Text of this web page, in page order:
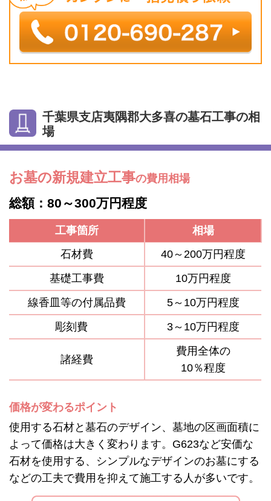
千葉県支店夷隅郡大多喜の墓石工事の相
場
お墓の新規建立工事の費用相場
総額：80～300万円程度
工事箇所
相場
石材費
40～200万円程度
基礎工事費
10万円程度
線香皿等の付属品費
5～10万円程度
彫刻費
3～10万円程度
諸経費
費用全体の
10％程度
価格が変わるポイント
使用する石材と墓石のデザイン、墓地の区画面積に
よって価格は大きく変わります。G623など安価な
石材を使用する、シンプルなデザインのお墓にする
などの工夫で費用を抑えて施工する人が多いです。